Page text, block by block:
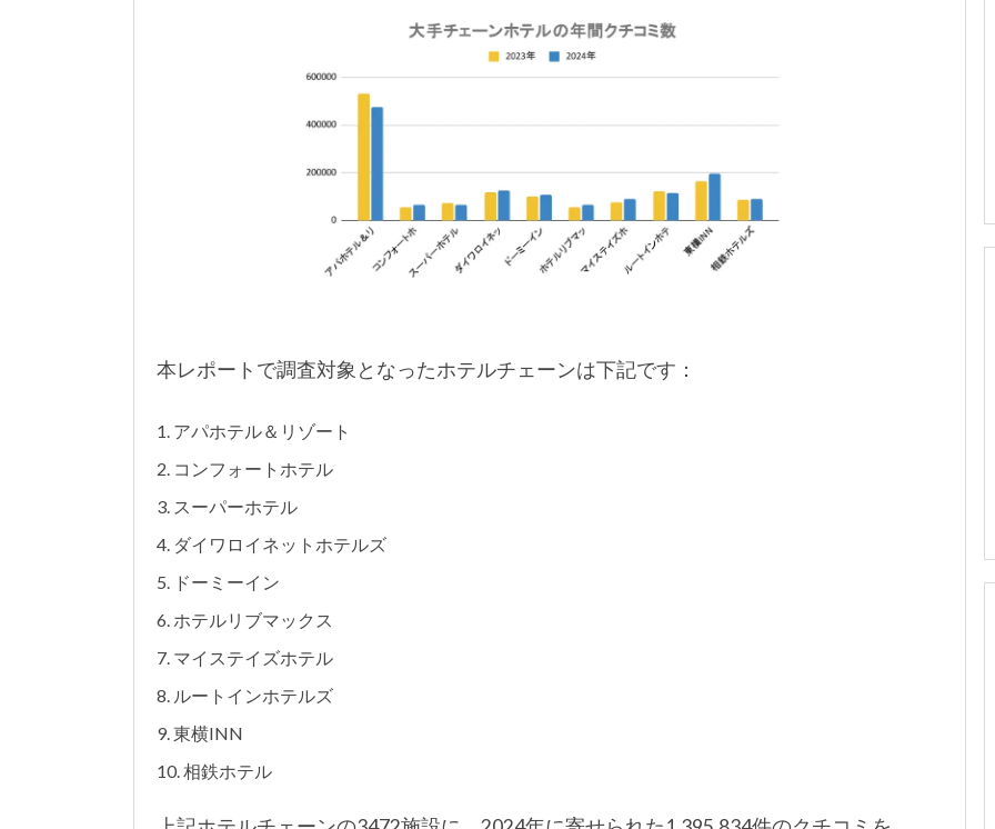
本レポートで調査対象となったホテルチェーンは下記です：
アパホテル＆リゾート
コンフォートホテル
スーパーホテル
ダイワロイネットホテルズ
ドーミーイン
ホテルリブマックス
マイステイズホテル
ルートインホテルズ
東横INN
相鉄ホテル